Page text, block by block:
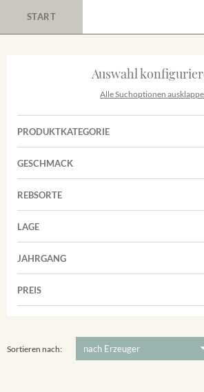
START
Auswahl
Alle Suchoptionen
PRODUKTKATEGORIE
Cuvées
Rosé
Sekt
GESCHMACK
Trocken
REBSORTE
Auxerrois
Cuvée
Grauburgunder
LAGE
Achkarrer Schlossberg
Merdinger Bühl
Vorderer Winklerberg
JAHRGANG
PREIS
Sortieren nach: